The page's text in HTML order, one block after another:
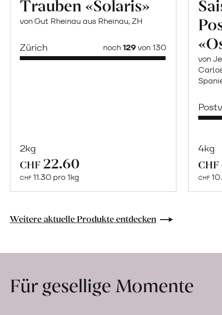
Trauben «Solaris»
von Gut Rheinau aus Rheinau, ZH
Zürich noch129von 130
2kg
CHF 22.60
CHF 11.30 pro 1kg
Naturbelassene
Lebensmittel
Hof
erfahren
von
4kg
CHF
CHF
Weitere aktuelle Produkte entdecken
Für gesellige Momente